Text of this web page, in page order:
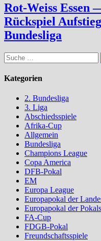
Rot-Weiss Essen
Rückspiel
Bundesliga
Suche
nach:
Kategorien
2. Bundesliga
3. Liga
Abschiedsspiele
Afrika-Cup
Allgemein
Bundesliga
Champions League
Copa America
DFB-Pokal
EM
Europa League
Europapokal der
Europapokal der
FA-Cup
FDGB-Pokal
Freundschaftsspiele